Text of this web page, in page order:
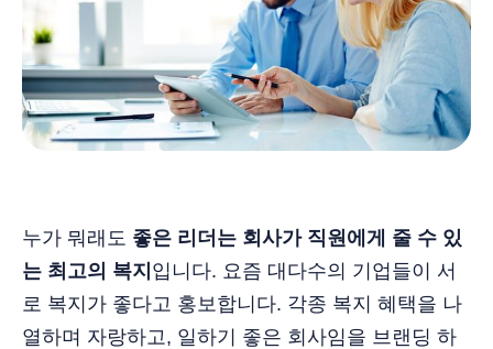
누가 뭐래도 좋은 리더는 회사가 직원에게 줄 수 있
는 최고의 복지 입니다. 요즘 대다수의 기업들이 서
로 복지가 좋다고 홍보합니다. 각종 복지 혜택을 나
열하며 자랑하고, 일하기 좋은 회사임을 브랜딩 하